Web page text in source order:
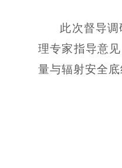
此次督导
理专家指导意
量与辐射安全